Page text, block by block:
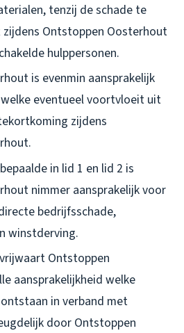
tenzij de schade te
Ontstoppen Oosterhout
hulppersonen.
is evenmin aansprakelijk
eventueel voortvloeit uit
zijdens
in lid 1 en lid 2 is
nimmer aansprakelijk voor
bedrijfsschade,
winstderving.
Ontstoppen
aansprakelijkheid welke
in verband met
door Ontstoppen